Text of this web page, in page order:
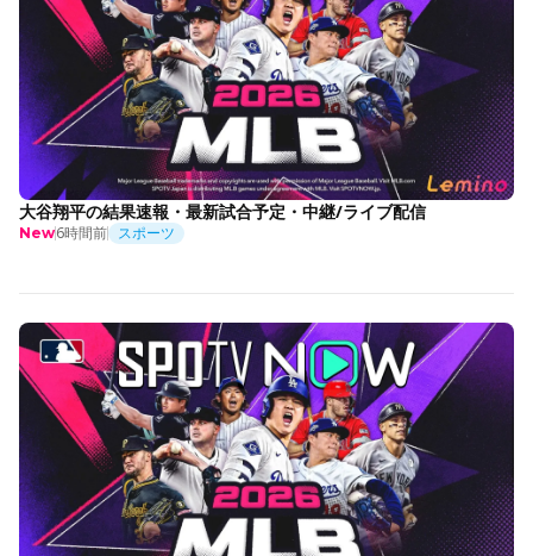
大谷翔平の結果速報・最新試合予定・中継/ライブ配信
New6時間前 スポーツ